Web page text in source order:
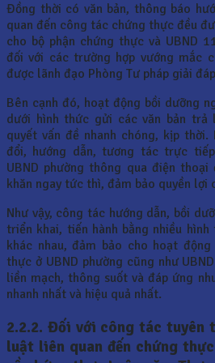
Đồng thời có văn bản, thông báo
quan đến công tác chứng thực đều
cho bộ phận chứng thực và UBND
đối với các trường hợp vướng mắc
được lãnh đạo Phòng Tư pháp giải
Bên cạnh đó, hoạt động bồi dưỡng
dưới hình thức gửi các văn bản trả
quyết vấn đề nhanh chóng, kịp
đổi, hướng dẫn, tương tác trực
UBND phường thông qua điện
khăn ngay tức thì, đảm bảo quyền lợi
Như vậy, công tác hướng dẫn, bồi
triển khai, tiến hành bằng nhiều
khác nhau, đảm bảo cho hoạt
thực ở UBND phường cũng như
liền mạch, thông suốt và đáp ứng
nhanh nhất và hiệu quả nhất.
2.2.2. Đối với công tác tuyên
luật liên quan đến chứng